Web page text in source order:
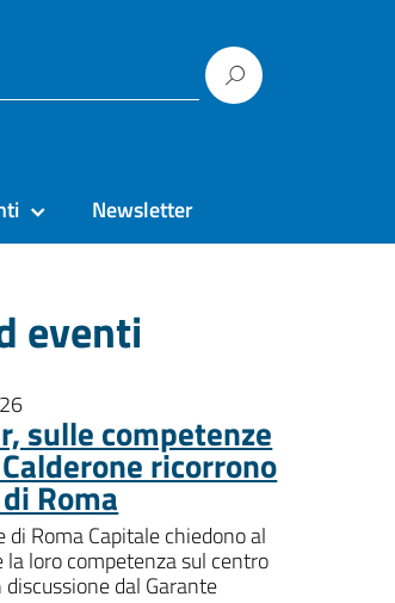
Newsletter
eventi
sulle competenze
ricorrono
Roma
di Roma Capitale chiedono al
la loro competenza sul centro
dal Garante